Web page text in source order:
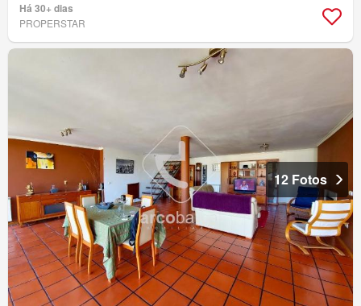
Há 30+ dias
PROPERSTAR
12 Fotos